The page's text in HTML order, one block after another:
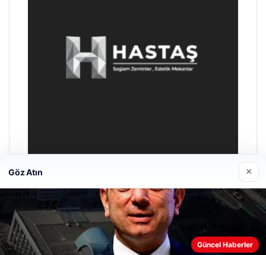
Prenses Night Club
Web sitemizi nasıl kullandığınızı daha iyi anlayabilmek,
Göz Atın ×
Güncel Haberler